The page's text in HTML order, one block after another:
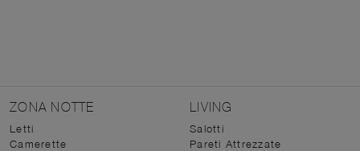
ZONA NOTTE
Letti
Camerette
LIVING
Salotti
Pareti Attrezzate